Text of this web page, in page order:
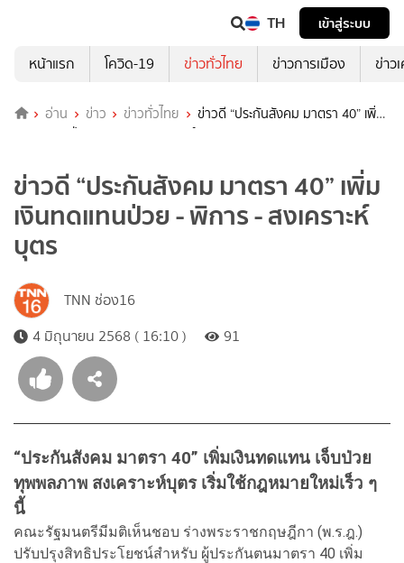
TH
เข้าสู่ระบบ
หน้าแรก
โควิด-19 ข่าวทั่วไทย ข่าวการเมือง ข่าว
อ่าน ข่าว ข่าวทั่วไทย
ข่าวดี “ประกันสังคม มาตรา 40” เพิ่ม
เงินทดแทนป่วย - พิการ - สงเคราะห์บุตร
ข่าวดี “ประกันสังคม มาตรา 40” เพิ่ม
เงินทดแทนป่วย - พิการ - สงเคราะห์
บุตร
TNN ช่อง16
4 มิถุนายน 2568 ( 16:10 )
91
“ประกันสังคม มาตรา 40” เพิ่มเงินทดแทน เจ็บป่วย
ทุพพลภาพ สงเคราะห์บุตร เริ่มใช้กฎหมายใหม่เร็ว ๆ
นี้
คณะรัฐมนตรีมีมติเห็นชอบ ร่างพระราชกฤษฎีกา (พ.ร.ฎ.)
ปรับปรุงสิทธิประโยชน์สำหรับ ผู้ประกันตนมาตรา 40 เพิ่ม